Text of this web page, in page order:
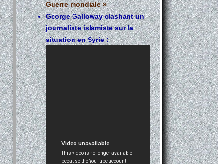
Guerre mondiale »
George Galloway clashant un
journaliste islamiste sur la
situation en Syrie :